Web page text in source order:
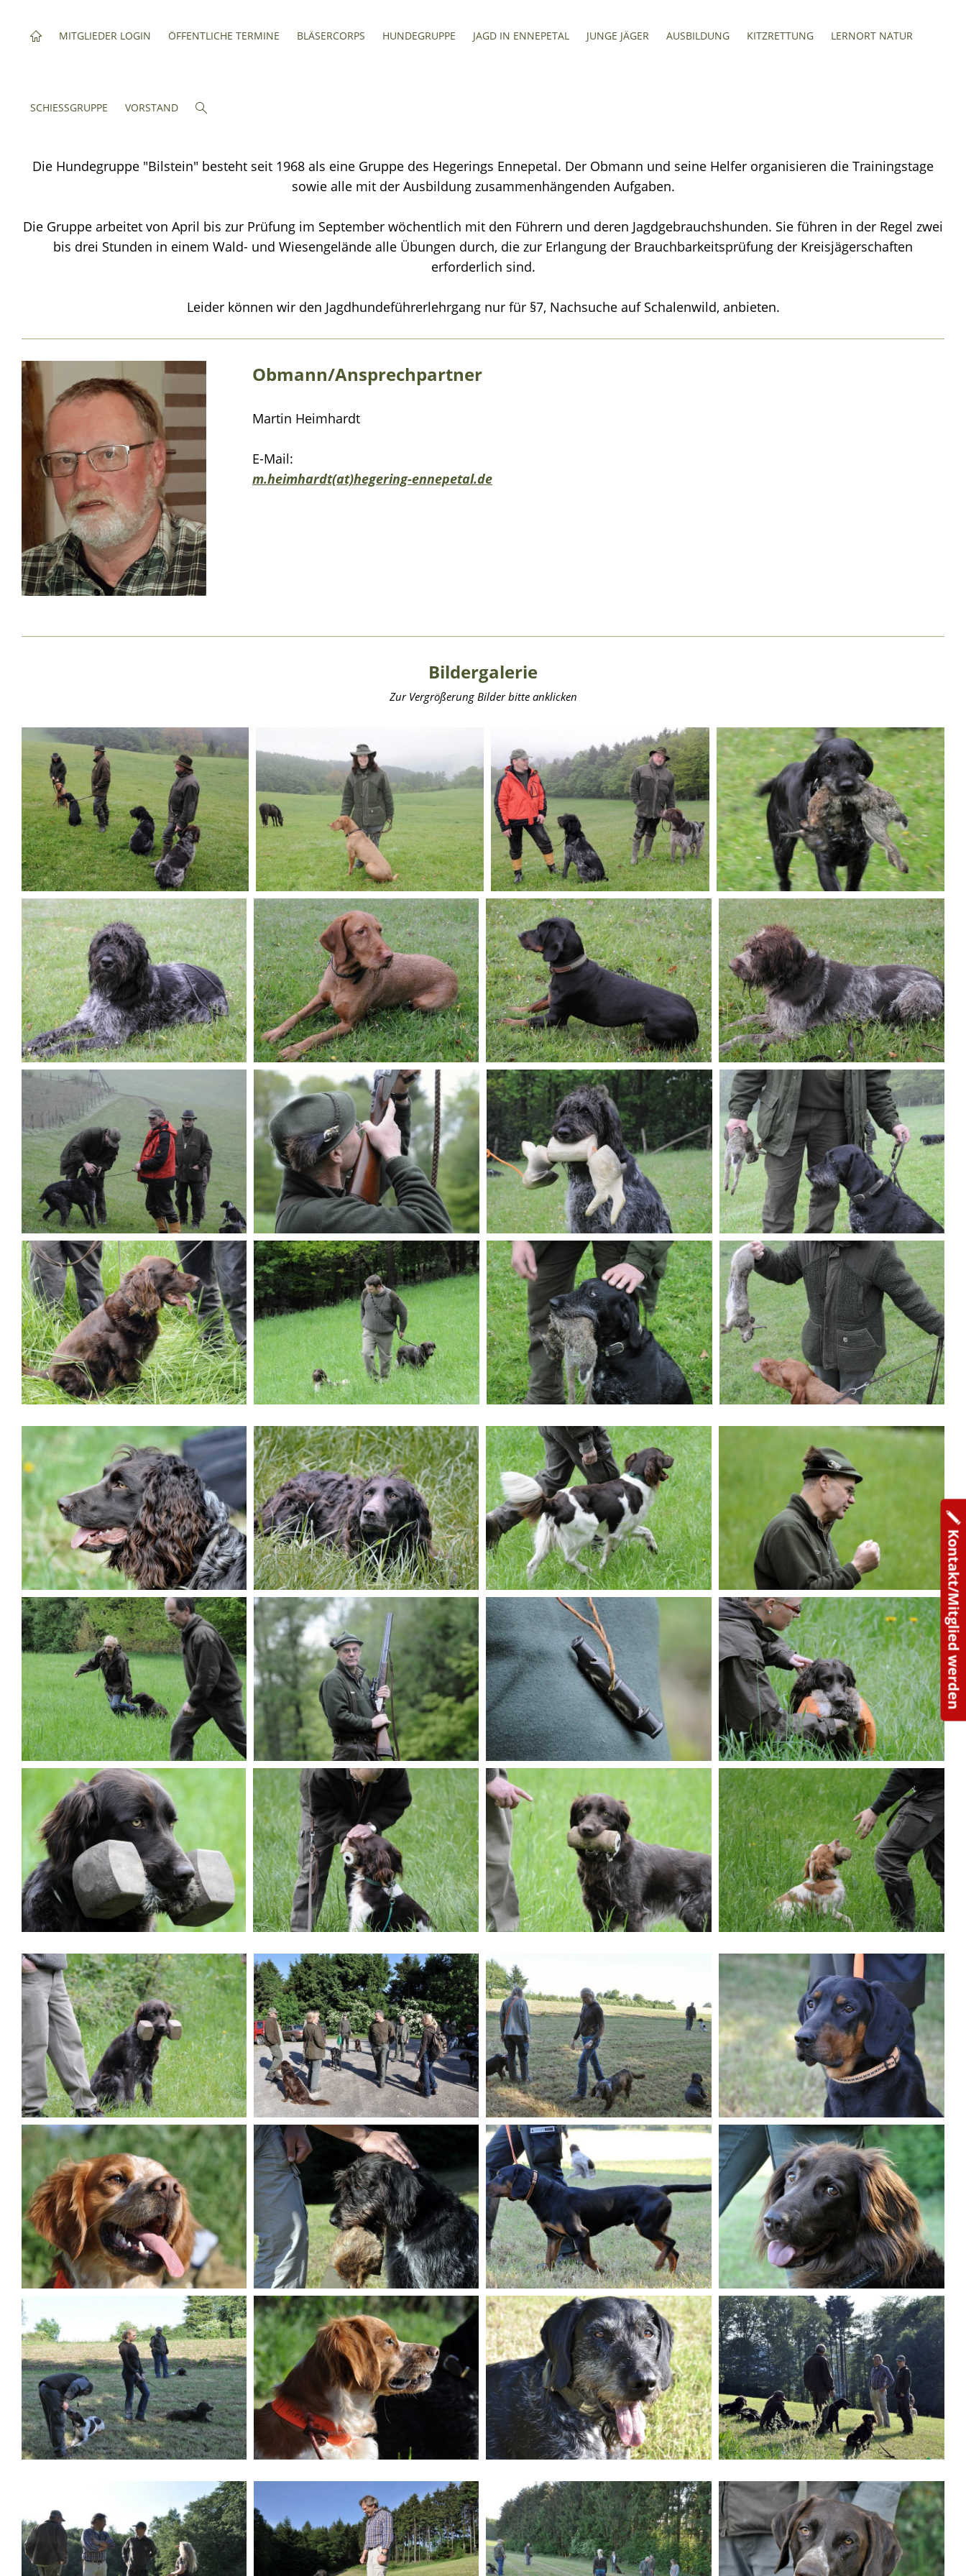
MITGLIEDER LOGIN ÖFFENTLICHE TERMINE BLÄSERCORPS HUNDEGRUPPE JAGD IN ENNEPETAL JUNGE JÄGER AUSBILDUNG KITZRETTUNG LERNORT NATUR
SCHIESSGRUPPE VORSTAND
Die Hundegruppe "Bilstein" besteht seit 1968 als eine Gruppe des Hegerings Ennepetal. Der Obmann und seine Helfer organisieren die Trainingstage
sowie alle mit der Ausbildung zusammenhängenden Aufgaben.
Die Gruppe arbeitet von April bis zur Prüfung im September wöchentlich mit den Führern und deren Jagdgebrauchshunden. Sie führen in der Regel zwei
bis drei Stunden in einem Wald- und Wiesengelände alle Übungen durch, die zur Erlangung der Brauchbarkeitsprüfung der Kreisjägerschaften
erforderlich sind.
Leider können wir den Jagdhundeführerlehrgang nur für §7, Nachsuche auf Schalenwild, anbieten.
Obmann/Ansprechpartner
Martin Heimhardt
E-Mail:
m.heimhardt(at)hegering-ennepetal.de
Bildergalerie
Zur Vergrößerung Bilder bitte anklicken
Kontakt/Mitglied werden